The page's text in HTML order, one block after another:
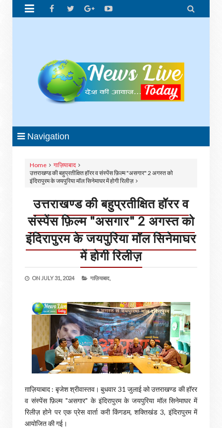
 
Navigation
Home
गाज़ियाबाद
उत्तराखण्ड की बहुप्रतीक्षित हॉरर व संस्पेंस फ़िल्म "असगार" 2 अगस्त को
इंदिरापुरम के जयपुरिया मॉल सिनेमाघर में होगी रिलीज़
उत्तराखण्ड की बहुप्रतीक्षित हॉरर व
संस्पेंस फ़िल्म "असगार" 2 अगस्त को
इंदिरापुरम के जयपुरिया मॉल सिनेमाघर
में होगी रिलीज़
ON JULY 31, 2024 गाज़ियाबाद,
ग़ाज़ियाबाद : बृजेश श्रीवास्तव। बुधवार 31 जुलाई को उत्तराखण्ड की हॉरर
व संस्पेंस फ़िल्म "असगार" के इंदिरापुरम के जयपुरिया मॉल सिनेमाघर में
रिलीज़ होने पर एक प्रेस वार्ता करी किंगडम, शक्तिखंड 3, इंदिरापुरम में
आयोजित की गई।